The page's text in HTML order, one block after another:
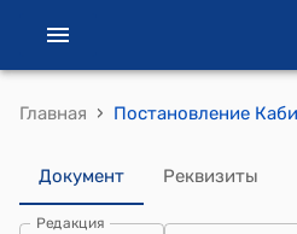
Главная ›
Документ Реквизиты
Редакция